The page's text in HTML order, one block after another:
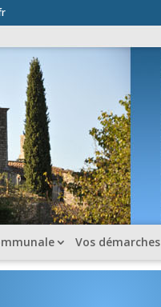
Vos démarches